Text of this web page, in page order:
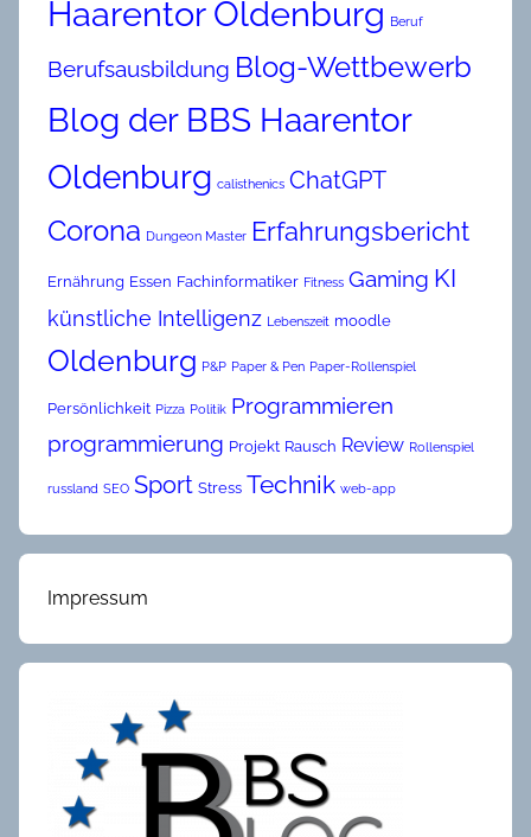
Haarentor Oldenburg Beruf
Berufsausbildung Blog-Wettbewerb
Blog der BBS Haarentor
Oldenburg calisthenics ChatGPT
Corona Dungeon Master Erfahrungsbericht
Ernährung Essen Fachinformatiker Fitness Gaming KI
künstliche Intelligenz Lebenszeit moodle
Oldenburg P&P Paper & Pen Paper-Rollenspiel
Persönlichkeit Pizza Politik Programmieren
programmierung Projekt Rausch Review Rollenspiel
russland SEO Sport Stress Technik web-app
Impressum